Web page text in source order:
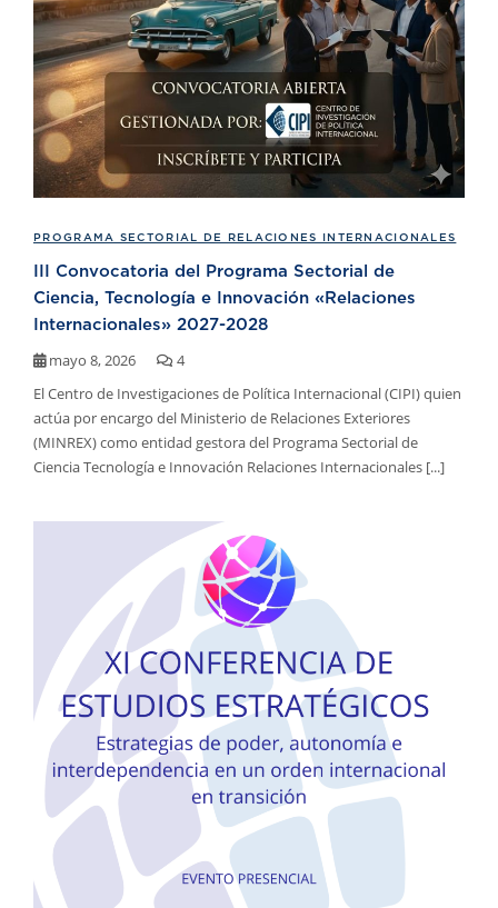
PROGRAMA SECTORIAL DE RELACIONES INTERNACIONALES
III Convocatoria del Programa Sectorial de
Ciencia, Tecnología e Innovación «Relaciones
Internacionales» 2027-2028
mayo 8, 2026
4
El Centro de Investigaciones de Política Internacional (CIPI) quien
actúa por encargo del Ministerio de Relaciones Exteriores
(MINREX) como entidad gestora del Programa Sectorial de
Ciencia Tecnología e Innovación Relaciones Internacionales [...]